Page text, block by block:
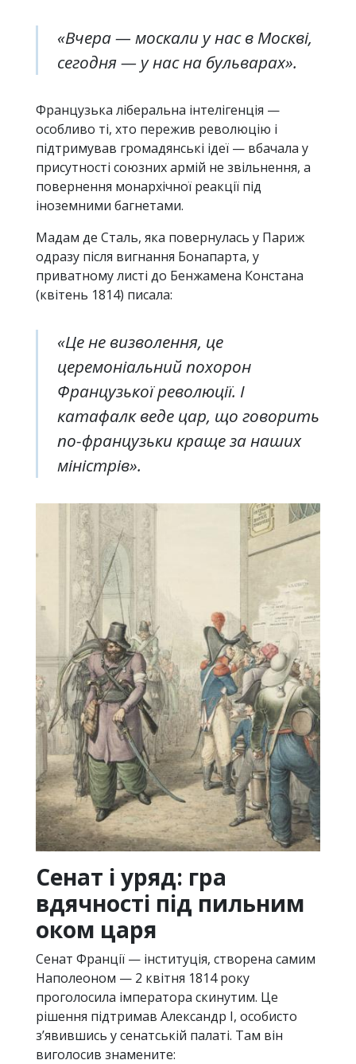
«Вчера — москали у нас в Москві,
сегодня — у нас на бульварах».
Французька ліберальна інтелігенція —
особливо ті, хто пережив революцію і
підтримував громадянські ідеї — вбачала у
присутності союзних армій не звільнення, а
повернення монархічної реакції під
іноземними багнетами.
Мадам де Сталь, яка повернулась у Париж
одразу після вигнання Бонапарта, у
приватному листі до Бенжамена Констана
(квітень 1814) писала:
«Це не визволення, це
церемоніальний похорон
Французької революції. І
катафалк веде цар, що говорить
по-французьки краще за наших
міністрів».
Сенат і уряд: гра
вдячності під пильним
оком царя
Сенат Франції — інституція, створена самим
Наполеоном — 2 квітня 1814 року
проголосила імператора скинутим. Це
рішення підтримав Александр I, особисто
з’явившись у сенатській палаті. Там він
виголосив знамените: